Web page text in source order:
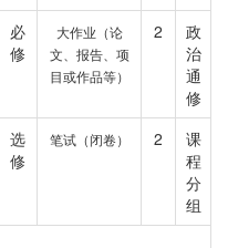
必
修
大作业（论
文、报告、项
目或作品等）
2
政
治
通
修
选
修
笔试（闭卷） 2
课
程
分
组